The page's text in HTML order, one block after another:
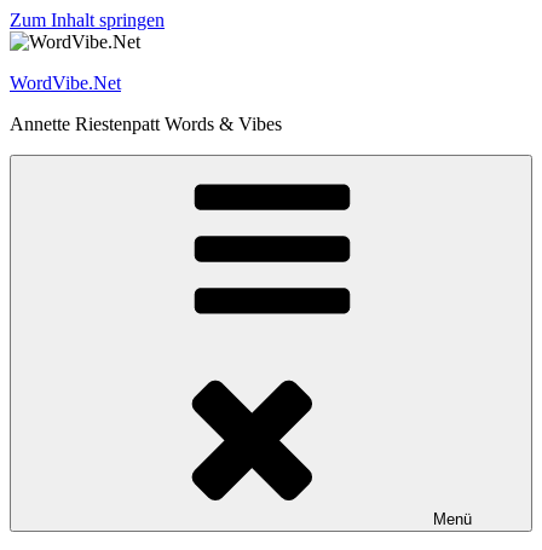
Zum Inhalt springen
WordVibe.Net
Annette Riestenpatt Words & Vibes
Menü